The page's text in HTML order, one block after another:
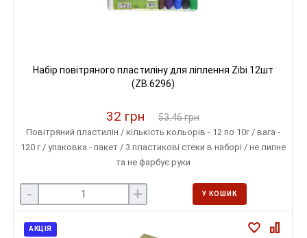
Набір повітряного пластиліну для ліплення Zibi 12шт
(ZB.6296)
32 грн 53.46 грн
Повітряний пластилін / кількість кольорів - 12 по 10г / вага -
120 г / упаковка - пакет / 3 пластикові стеки в наборі / не липне
та не фарбує руки
- + У КОШИК
АКЦІЯ